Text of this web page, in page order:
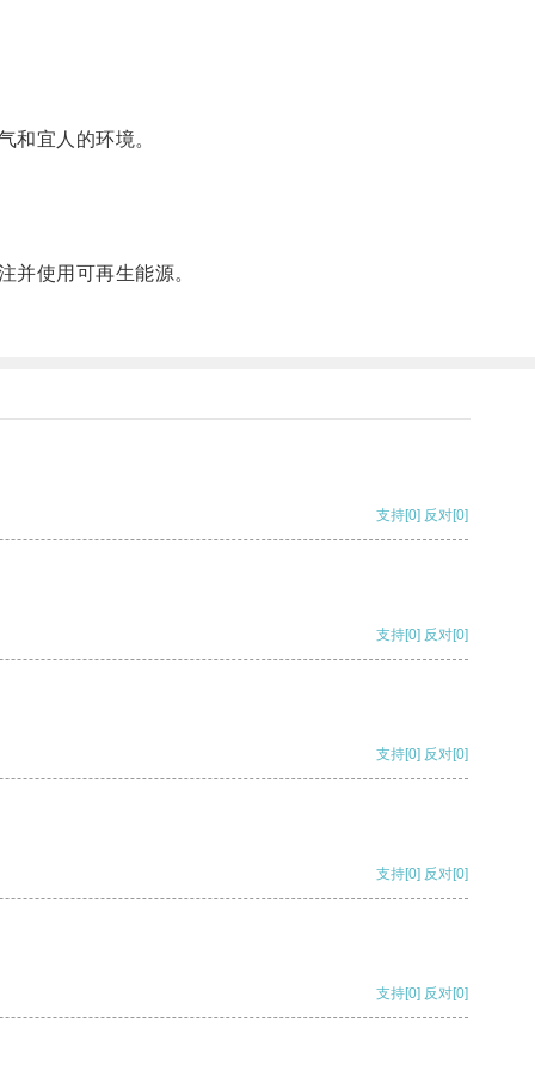
宜人的环境。
使用可再生能源。
支持[0] 反对[0]
支持[0] 反对[0]
支持[0] 反对[0]
支持[0] 反对[0]
支持[0] 反对[0]